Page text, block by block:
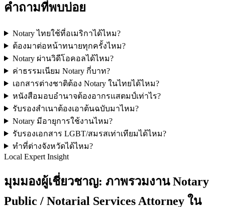
คำถามที่พบบ่อย
Notary ไทยใช้ที่อเมริกาได้ไหม?
ต้องมาต่อหน้าทนายทุกครั้งไหม?
Notary ผ่านวิดีโอคอลได้ไหม?
ค่าธรรมเนียม Notary กี่บาท?
เอกสารต่างชาติต้อง Notary ในไทยได้ไหม?
หนังสือมอบอำนาจต้องอากรแสตมป์เท่าไร?
รับรองสำเนาต้องเอาต้นฉบับมาไหม?
Notary มีอายุการใช้งานไหม?
รับรองเอกสาร LGBT/สมรสเท่าเทียมได้ไหม?
ทำที่ต่างจังหวัดได้ไหม?
Local Expert Insight
มุมมองผู้เชี่ยวชาญ: ภาพรวมงาน Notary
Public / Notarial Services Attorney ใน